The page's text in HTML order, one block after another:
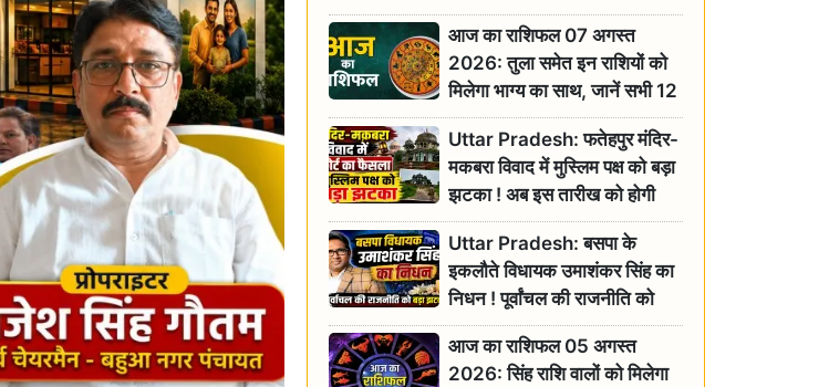
रावण से संबंध? जानिए ज्योतिर्लिंग की
महिमा
आज का राशिफल 07 अगस्त
2026: तुला समेत इन राशियों को
मिलेगा भाग्य का साथ, जानें सभी 12
राशियों का दैनिक भाग्यफल
Uttar Pradesh: फतेहपुर मंदिर-
मकबरा विवाद में मुस्लिम पक्ष को बड़ा
झटका ! अब इस तारीख को होगी
सुनवाई
Uttar Pradesh: बसपा के
इकलौते विधायक उमाशंकर सिंह का
निधन ! पूर्वांचल की राजनीति को
बड़ा झटका, योगी ने जताया दुःख
आज का राशिफल 05 अगस्त
2026: सिंह राशि वालों को मिलेगा